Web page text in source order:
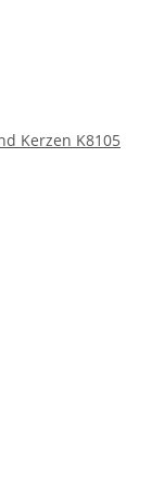
Kerzen K8105